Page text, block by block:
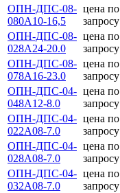
ОПН-ДПС-08-
080А10-16,5
цена по
запросу
ОПН-ДПС-08-
028А24-20.0
цена по
запросу
ОПН-ДПС-08-
078А16-23.0
цена по
запросу
ОПН-ДПС-04-
048А12-8.0
цена по
запросу
ОПН-ДПС-04-
022А08-7.0
цена по
запросу
ОПН-ДПС-04-
028А08-7.0
цена по
запросу
ОПН-ДПС-04-
032А08-7.0
цена по
запросу